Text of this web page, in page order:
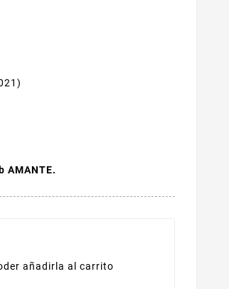
AMANTE.
añadirla al carrito